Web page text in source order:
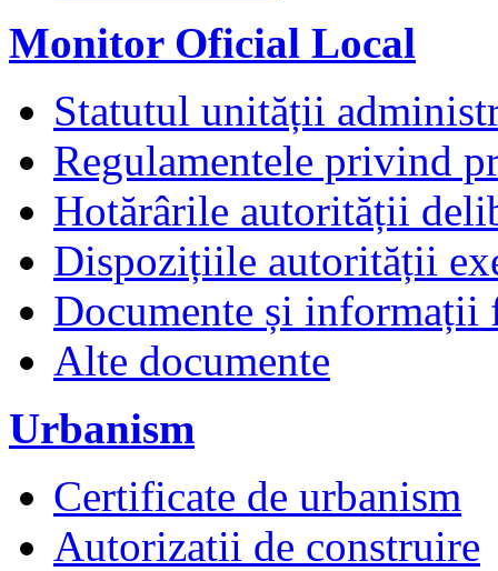
Monitor Oficial Local
Statutul unității
Regulamentele privind
Hotărârile autorității
Dispozițiile autorității
Documente și informații
Alte documente
Urbanism
Certificate de urbanism
Autorizatii de construire